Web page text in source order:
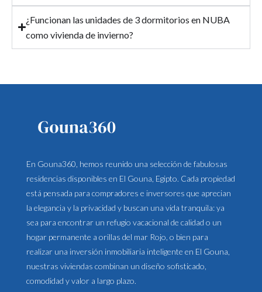
¿Funcionan las unidades de 3 dormitorios en NUBA
como vivienda de invierno?
En Gouna360, hemos reunido una selección de fabulosas
residencias disponibles en El Gouna, Egipto. Cada propiedad
está pensada para compradores e inversores que aprecian
la elegancia y la privacidad y buscan una vida tranquila: ya
sea para encontrar un refugio vacacional de calidad o un
hogar permanente a orillas del mar Rojo, o bien para
realizar una inversión inmobiliaria inteligente en El Gouna,
nuestras viviendas combinan un diseño sofisticado,
comodidad y valor a largo plazo.